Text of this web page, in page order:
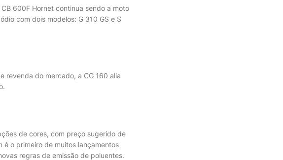
600F Hornet continua sendo a moto
com dois modelos: G 310 GS e S
revenda do mercado, a CG 160 alia
de cores, com preço sugerido de
o primeiro de muitos lançamentos
regras de emissão de poluentes.